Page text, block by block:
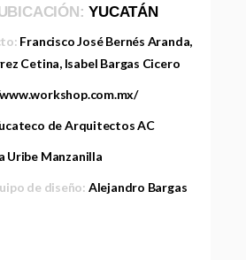
YUCATÁN
Francisco José Bernés Aranda,
Cetina, Isabel Bargas Cicero
de Arquitectos AC
Uribe Manzanilla
de diseño: Alejandro Bargas